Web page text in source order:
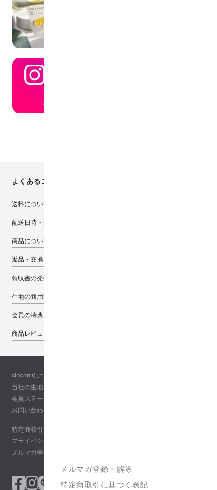
メルマガ登録・解除
特定商取引に基づく表記
よくあるご質問
送料について
配送日時・配送先について
商品について
返品・交換・キャンセルについて
領収書の発行について
生地の商用利用について
会員の特典
商品レビューで100pt
clocomiについて
当社の生地について
会員ステージ
お問い合わせ
特定商取引法に基づく表記
プライバシーポリシー
メルマガ登録・解除